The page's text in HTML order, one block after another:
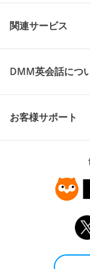
関連サービス
DMM英会話につ
お客様サポート